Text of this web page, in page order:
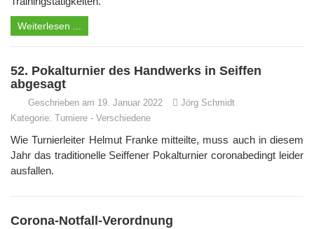
Weiterlesen ...
52. Pokalturnier des Handwerks in Seiffen
abgesagt
Geschrieben am 19. Januar 2022
Jörg Schmidt
Kategorie: Turniere - Verschiedene
Wie Turnierleiter Helmut Franke mitteilte, muss auch in diesem
Jahr das traditionelle Seiffener Pokalturnier coronabedingt leider
ausfallen.
Corona-Notfall-Verordnung